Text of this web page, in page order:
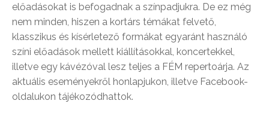
előadásokat is befogadnak a színpadjukra. De ez még
nem minden, hiszen a kortárs témákat felvető,
klasszikus és kísérletező formákat egyaránt használó
színi előadások mellett kiállításokkal, koncertekkel,
illetve egy kávézóval lesz teljes a FÉM repertoárja. Az
aktuális eseményekről honlapjukon, illetve Facebook-
oldalukon tájékozódhattok.